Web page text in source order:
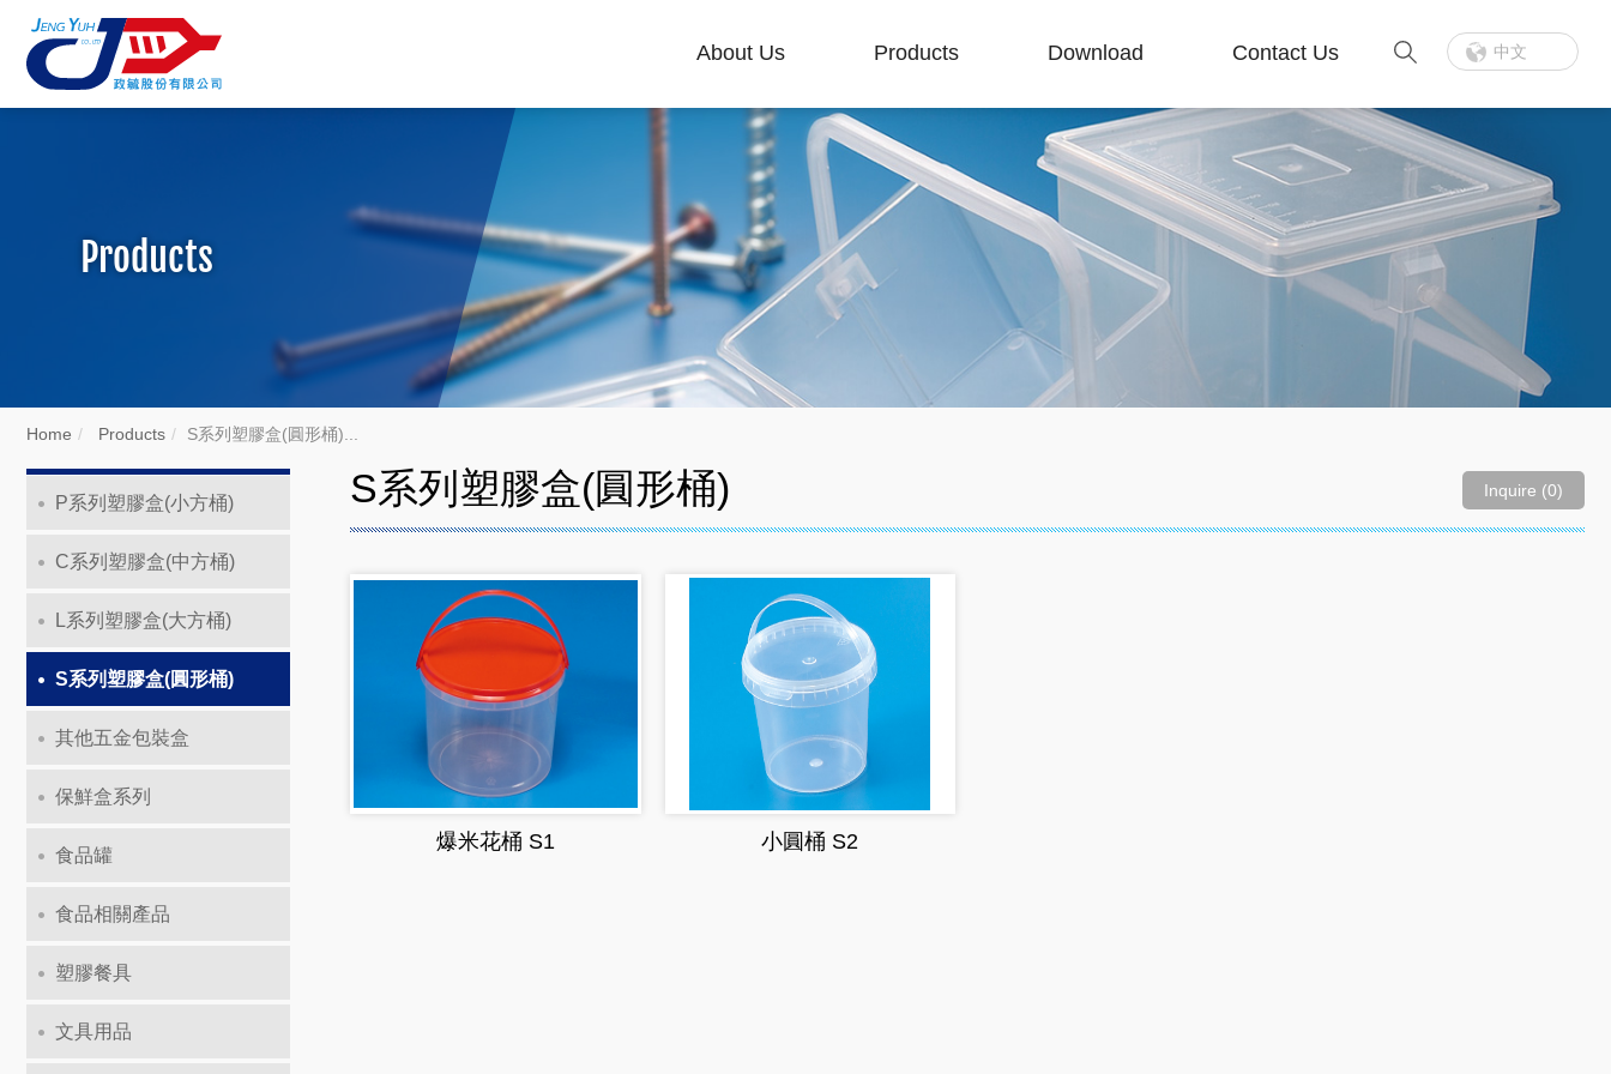
About Us Products Download Contact Us 中文
Products
Home Products S系列塑膠盒(圓形桶)...
S系列塑膠盒(圓形桶) Inquire (0)
爆米花桶 S1 小圓桶 S2
P系列塑膠盒(小方桶)
C系列塑膠盒(中方桶)
L系列塑膠盒(大方桶)
S系列塑膠盒(圓形桶)
其他五金包裝盒
保鮮盒系列
食品罐
食品相關產品
塑膠餐具
文具用品